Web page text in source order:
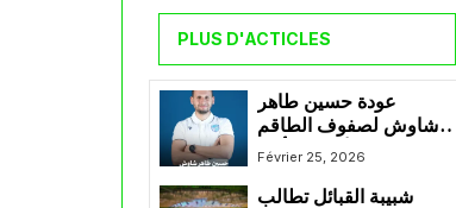
PLUS D'ACTICLES
عودة حسين طاهر
شاوش لصفوف الطاقم
الفني لأولمبيك أقبو
Février 25, 2026
شبيبة القبائل تطالب